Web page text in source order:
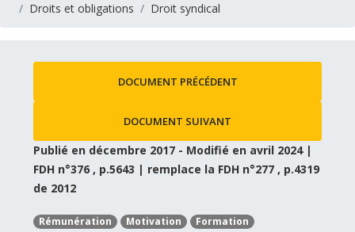
Droits et obligations
Droit syndical
DOCUMENT PRÉCÉDENT
DOCUMENT SUIVANT
Publié en décembre 2017 - Modifié en avril 2024 |
FDH n°376 , p.5643 | remplace la FDH n°277 , p.4319
de 2012
Rémunération Motivation
Formation